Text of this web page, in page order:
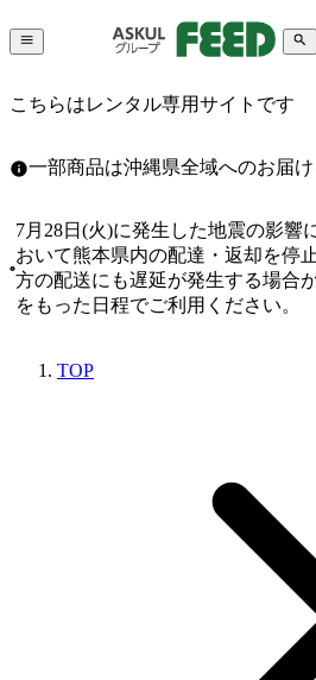
こちらはレンタル専用サイトです
一部商品は沖縄県全域へのお届
7月28日(火)に発生した地震の影響
おいて熊本県内の配達・返却を停
方の配送にも遅延が発生する場合
をもった日程でご利用ください。
TOP